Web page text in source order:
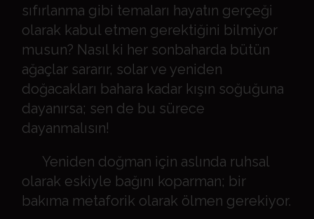
sıfırlanma gibi temaları hayatın gerçeği
olarak kabul etmen gerektiğini bilmiyor
musun? Nasıl ki her sonbaharda bütün
ağaçlar sararır, solar ve yeniden
doğacakları bahara kadar kışın soğuğuna
dayanırsa; sen de bu sürece
dayanmalısın!
Yeniden doğman için aslında ruhsal
olarak eskiyle bağını koparman; bir
bakıma metaforik olarak ölmen gerekiyor.